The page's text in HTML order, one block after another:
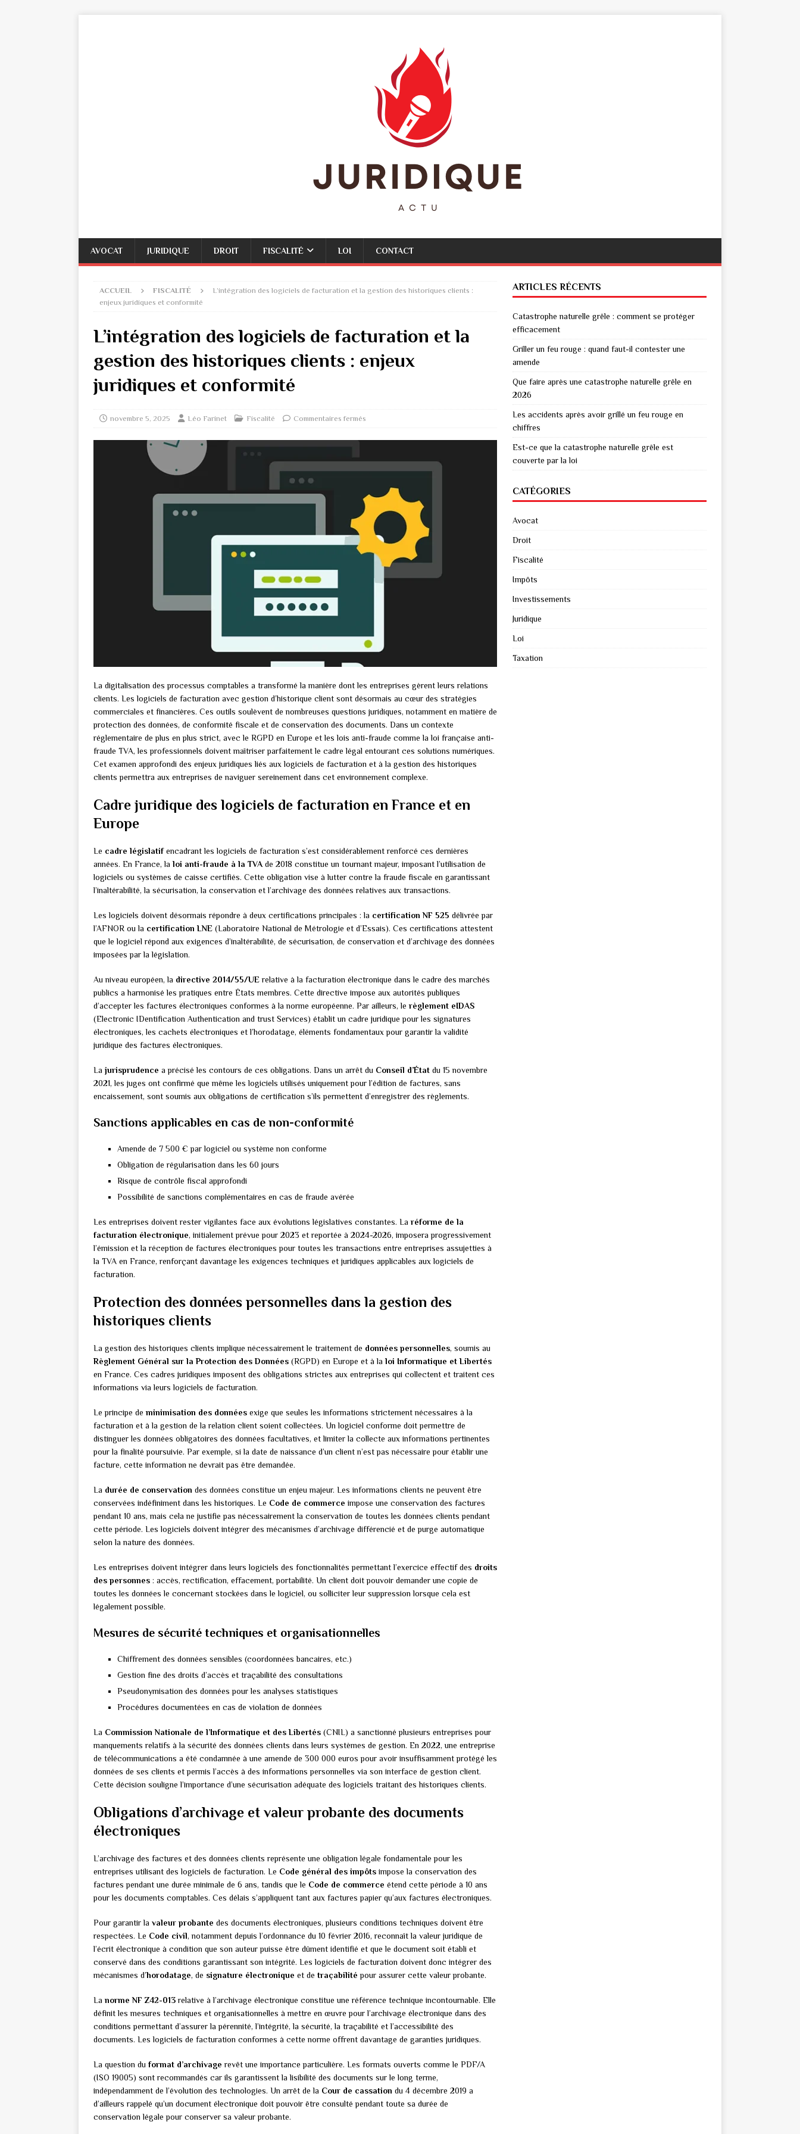
AVOCAT JURIDIQUE DROIT FISCALITÉ LOI CONTACT
ACCUEIL FISCALITÉ
L’intégration des logiciels de facturation et la gestion des historiques clients :
enjeux juridiques et conformité
L’intégration des logiciels de facturation et la
gestion des historiques clients : enjeux
juridiques et conformité
novembre 5, 2025 Léo Farinet Fiscalité Commentaires fermés
La digitalisation des processus comptables a transformé la manière dont les entreprises gèrent leurs relations
clients. Les logiciels de facturation avec gestion d’historique client sont désormais au cœur des stratégies
commerciales et financières. Ces outils soulèvent de nombreuses questions juridiques, notamment en matière de
protection des données, de conformité fiscale et de conservation des documents. Dans un contexte
réglementaire de plus en plus strict, avec le RGPD en Europe et les lois anti-fraude comme la loi française anti-
fraude TVA, les professionnels doivent maîtriser parfaitement le cadre légal entourant ces solutions numériques.
Cet examen approfondi des enjeux juridiques liés aux logiciels de facturation et à la gestion des historiques
clients permettra aux entreprises de naviguer sereinement dans cet environnement complexe.
Cadre juridique des logiciels de facturation en France et en
Europe
Le cadre législatifencadrant les logiciels de facturation s’est considérablement renforcé ces dernières
années. En France, la loi anti-fraude à la TVA de 2018 constitue un tournant majeur, imposant l’utilisation de
logiciels ou systèmes de caisse certifiés. Cette obligation vise à lutter contre la fraude fiscale en garantissant
l’inaltérabilité, la sécurisation, la conservation et l’archivage des données relatives aux transactions.
Les logiciels doivent désormais répondre à deux certifications principales : la certification NF 525 délivrée par
l’AFNOR ou la certification LNE (Laboratoire National de Métrologie et d’Essais). Ces certifications attestent
que le logiciel répond aux exigences d’inaltérabilité, de sécurisation, de conservation et d’archivage des données
imposées par la législation.
Au niveau européen, la directive 2014/55/UErelative à la facturation électronique dans le cadre des marchés
publics a harmonisé les pratiques entre États membres. Cette directive impose aux autorités publiques
d’accepter les factures électroniques conformes à la norme européenne. Par ailleurs, le règlement eIDAS
(Electronic IDentification Authentication and trust Services) établit un cadre juridique pour les signatures
électroniques, les cachets électroniques et l’horodatage, éléments fondamentaux pour garantir la validité
juridique des factures électroniques.
La jurisprudence a précisé les contours de ces obligations. Dans un arrêt du Conseil d’État du 15 novembre
2021, les juges ont confirmé que même les logiciels utilisés uniquement pour l’édition de factures, sans
encaissement, sont soumis aux obligations de certification s’ils permettent d’enregistrer des règlements.
Sanctions applicables en cas de non-conformité
Amende de 7 500 € par logiciel ou système non conforme
Obligation de régularisation dans les 60 jours
Risque de contrôle fiscal approfondi
Possibilité de sanctions complémentaires en cas de fraude avérée
Les entreprises doivent rester vigilantes face aux évolutions législatives constantes. La réforme de la
facturation électronique, initialement prévue pour 2023 et reportée à 2024-2026, imposera progressivement
l’émission et la réception de factures électroniques pour toutes les transactions entre entreprises assujetties à
la TVA en France, renforçant davantage les exigences techniques et juridiques applicables aux logiciels de
facturation.
Protection des données personnelles dans la gestion des
historiques clients
La gestion des historiques clients implique nécessairement le traitement de données personnelles, soumis au
Règlement Général sur la Protection des Données (RGPD) en Europe et à la loi Informatique et Libertés
en France. Ces cadres juridiques imposent des obligations strictes aux entreprises qui collectent et traitent ces
informations via leurs logiciels de facturation.
Le principe de minimisation des données exige que seules les informations strictement nécessaires à la
facturation et à la gestion de la relation client soient collectées. Un logiciel conforme doit permettre de
distinguer les données obligatoires des données facultatives, et limiter la collecte aux informations pertinentes
pour la finalité poursuivie. Par exemple, si la date de naissance d’un client n’est pas nécessaire pour établir une
facture, cette information ne devrait pas être demandée.
La durée de conservation des données constitue un enjeu majeur. Les informations clients ne peuvent être
conservées indéfiniment dans les historiques. Le Code de commerce impose une conservation des factures
pendant 10 ans, mais cela ne justifie pas nécessairement la conservation de toutes les données clients pendant
cette période. Les logiciels doivent intégrer des mécanismes d’archivage différencié et de purge automatique
selon la nature des données.
Les entreprises doivent intégrer dans leurs logiciels des fonctionnalités permettant l’exercice effectif des droits
des personnes : accès, rectification, effacement, portabilité. Un client doit pouvoir demander une copie de
toutes les données le concernant stockées dans le logiciel, ou solliciter leur suppression lorsque cela est
légalement possible.
Mesures de sécurité techniques et organisationnelles
Chiffrement des données sensibles (coordonnées bancaires, etc.)
Gestion fine des droits d’accès et traçabilité des consultations
Pseudonymisation des données pour les analyses statistiques
Procédures documentées en cas de violation de données
La Commission Nationale de l’Informatique et des Libertés (CNIL) a sanctionné plusieurs entreprises pour
manquements relatifs à la sécurité des données clients dans leurs systèmes de gestion. En 2022, une entreprise
de télécommunications a été condamnée à une amende de 300 000 euros pour avoir insuffisamment protégé les
données de ses clients et permis l’accès à des informations personnelles via son interface de gestion client.
Cette décision souligne l’importance d’une sécurisation adéquate des logiciels traitant des historiques clients.
Obligations d’archivage et valeur probante des documents
électroniques
L’archivage des factures et des données clients représente une obligation légale fondamentale pour les
entreprises utilisant des logiciels de facturation. Le Code général des impôts impose la conservation des
factures pendant une durée minimale de 6 ans, tandis que le Code de commerce étend cette période à 10 ans
pour les documents comptables. Ces délais s’appliquent tant aux factures papier qu’aux factures électroniques.
Pour garantir la valeur probante des documents électroniques, plusieurs conditions techniques doivent être
respectées. Le Code civil, notamment depuis l’ordonnance du 10 février 2016, reconnaît la valeur juridique de
l’écrit électronique à condition que son auteur puisse être dûment identifié et que le document soit établi et
conservé dans des conditions garantissant son intégrité. Les logiciels de facturation doivent donc intégrer des
mécanismes d’horodatage, de signature électronique et de traçabilité pour assurer cette valeur probante.
La norme NF Z42-013relative à l’archivage électronique constitue une référence technique incontournable. Elle
définit les mesures techniques et organisationnelles à mettre en œuvre pour l’archivage électronique dans des
conditions permettant d’assurer la pérennité, l’intégrité, la sécurité, la traçabilité et l’accessibilité des
documents. Les logiciels de facturation conformes à cette norme offrent davantage de garanties juridiques.
La question du format d’archivage revêt une importance particulière. Les formats ouverts comme le PDF/A
(ISO 19005) sont recommandés car ils garantissent la lisibilité des documents sur le long terme,
indépendamment de l’évolution des technologies. Un arrêt de la Cour de cassation du 4 décembre 2019 a
d’ailleurs rappelé qu’un document électronique doit pouvoir être consulté pendant toute sa durée de
conservation légale pour conserver sa valeur probante.
ARTICLES RÉCENTS
Catastrophe naturelle grêle : comment se protéger
efficacement
Griller un feu rouge : quand faut-il contester une
amende
Que faire après une catastrophe naturelle grêle en
2026
Les accidents après avoir grillé un feu rouge en
chiffres
Est-ce que la catastrophe naturelle grêle est
couverte par la loi
CATÉGORIES
Avocat
Droit
Fiscalité
Impôts
Investissements
Juridique
Loi
Taxation